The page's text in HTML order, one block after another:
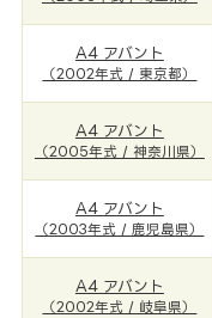
A4 アバント
（2002年式 / 東京都）
A4 アバント
（2005年式 / 神奈川県）
A4 アバント
（2003年式 / 鹿児島県）
A4 アバント
（2002年式 / 岐阜県）